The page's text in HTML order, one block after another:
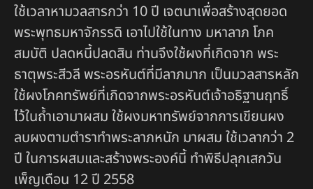
ใช้เวลาหามวลสารกว่า 10 ปี เจตนาเพื่อสร้างสุดยอด
พระพุทธมหาจักรรดิ เอาไปใช้ในทาง มหาลาภ โภค
สมบัติ ปลดหนี้ปลดสิน ท่านจึงใช้ผงที่เกิดจาก พระ
ธาตุพระสีวลี พระอรหันต์ที่มีลาภมาก เป็นมวลสารหลัก
ใช้ผงโภคทรัพย์ที่เกิดจากพระอรหันต์เจ้าอธิฐานฤทธิ์
ไว้ในถ้ำเอามาผสม ใช้ผงมหาทรัพย์จากการเขียนผง
ลบผงตามตำราทำพระลาภหนัก มาผสม ใช้เวลากว่า 2
ปี ในการผสมและสร้างพระองค์นี้ ทำพิธีปลุกเสกวัน
เพ็ญเดือน 12 ปี 2558